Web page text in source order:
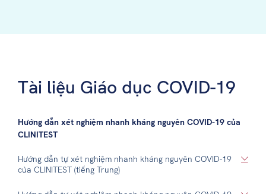
Tài liệu Giáo dục COVID-19
Hướng dẫn xét nghiệm nhanh kháng nguyên COVID-19 của
CLINITEST
Hướng dẫn tự xét nghiệm nhanh kháng nguyên COVID-19
của CLINITEST (tiếng Trung)